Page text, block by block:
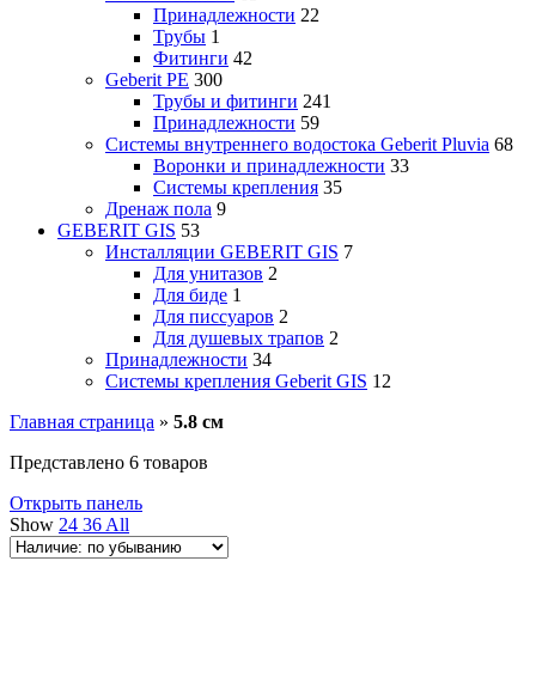
Принадлежности 22
Трубы 1
Фитинги 42
Geberit PE 300
Трубы и фитинги 241
Принадлежности 59
Системы внутреннего водостока Geberit Pluvia 68
Воронки и принадлежности 33
Системы крепления 35
Дренаж пола 9
GEBERIT GIS 53
Инсталляции GEBERIT GIS 7
Для унитазов 2
Для биде 1
Для писсуаров 2
Для душевых трапов 2
Принадлежности 34
Системы крепления Geberit GIS 12
Главная страница » 5.8 см
Представлено 6 товаров
Открыть панель
Show 24 36 All